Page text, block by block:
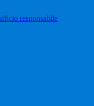
responsabile